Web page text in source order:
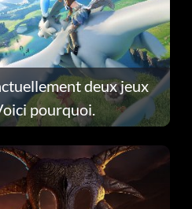
deux jeux
pourquoi.